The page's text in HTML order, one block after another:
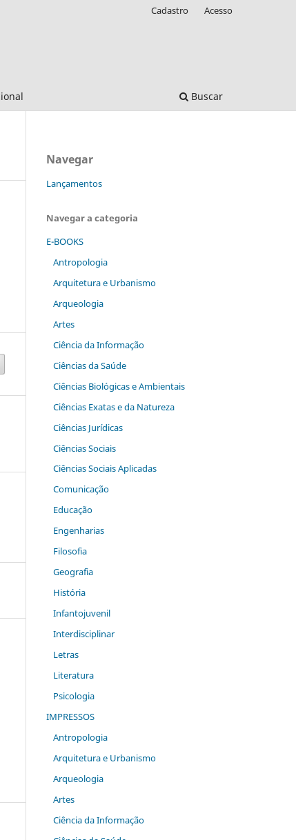
Buscar
Cadastro Acesso
Navegar
Lançamentos
Navegar a categoria
E-BOOKS
Antropologia
Arquitetura e Urbanismo
Arqueologia
Artes
Ciência da Informação
Ciências da Saúde
Ciências Biológicas e Ambientais
Ciências Exatas e da Natureza
Ciências Jurídicas
Ciências Sociais
Ciências Sociais Aplicadas
Comunicação
Educação
Engenharias
Filosofia
Geografia
História
Infantojuvenil
Interdisciplinar
Letras
Literatura
Psicologia
IMPRESSOS
Antropologia
Arquitetura e Urbanismo
Arqueologia
Artes
Ciência da Informação